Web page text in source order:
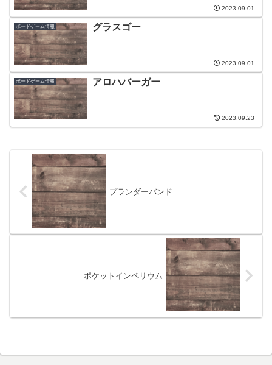
2023.09.01
ボードゲーム情報 グラスゴー
2023.09.01
ボードゲーム情報 アロハバーガー
2023.09.23
プランダーバンド
ポケットインペリウム